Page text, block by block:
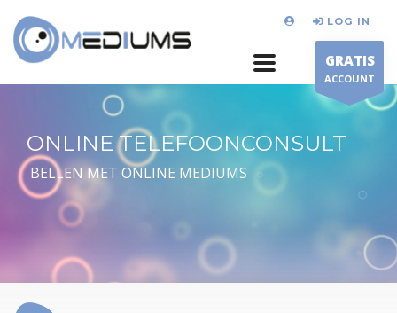
LOG IN
GRATIS
ACCOUNT
ONLINE TELEFOONCONSULT
BELLEN MET ONLINE MEDIUMS